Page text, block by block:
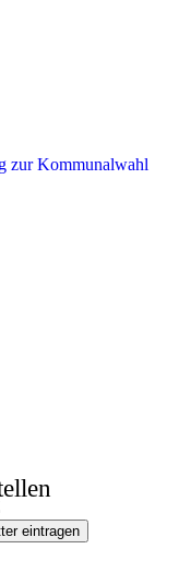
zur Kommunalwahl
eintragen